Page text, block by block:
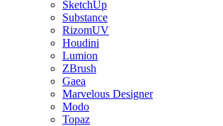
SketchUp
Substance
RizomUV
Houdini
Lumion
ZBrush
Gaea
Marvelous Designer
Modo
Topaz